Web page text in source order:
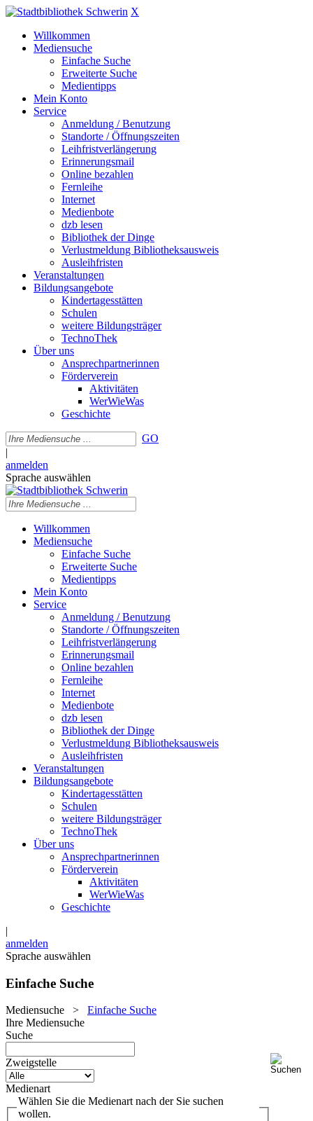
X
Willkommen
Mediensuche
Einfache Suche
Erweiterte Suche
Medientipps
Mein Konto
Service
Anmeldung / Benutzung
Standorte / Öffnungszeiten
Leihfristverlängerung
Erinnerungsmail
Online bezahlen
Fernleihe
Internet
Medienbote
dzb lesen
Bibliothek der Dinge
Verlustmeldung Bibliotheksausweis
Ausleihfristen
Veranstaltungen
Bildungsangebote
Kindertagesstätten
Schulen
weitere Bildungsträger
TechnoThek
Über uns
Ansprechpartnerinnen
Förderverein
Aktivitäten
WerWieWas
Geschichte
GO
|
anmelden
Sprache auswählen
Willkommen
Mediensuche
Einfache Suche
Erweiterte Suche
Medientipps
Mein Konto
Service
Anmeldung / Benutzung
Standorte / Öffnungszeiten
Leihfristverlängerung
Erinnerungsmail
Online bezahlen
Fernleihe
Internet
Medienbote
dzb lesen
Bibliothek der Dinge
Verlustmeldung Bibliotheksausweis
Ausleihfristen
Veranstaltungen
Bildungsangebote
Kindertagesstätten
Schulen
weitere Bildungsträger
TechnoThek
Über uns
Ansprechpartnerinnen
Förderverein
Aktivitäten
WerWieWas
Geschichte
|
anmelden
Sprache auswählen
Einfache Suche
Mediensuche > Einfache Suche
Ihre Mediensuche
Suche
Zweigstelle
Medienart
Wählen Sie die Medienart nach der Sie suchen
wollen.